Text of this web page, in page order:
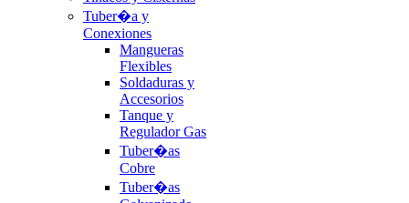
Tuber�a y
Conexiones
Mangueras
Flexibles
Soldaduras y
Accesorios
Tanque y
Regulador Gas
Tuber�as
Cobre
Tuber�as